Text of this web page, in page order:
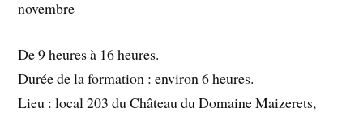
novembre
De 9 heures à 16 heures.
Durée de la formation : environ 6 heures.
Lieu : local 203 du Château du Domaine Maizerets,